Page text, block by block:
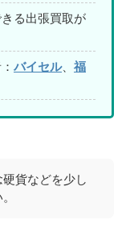
る出張買取が
バイセル、 福
貨などを少し